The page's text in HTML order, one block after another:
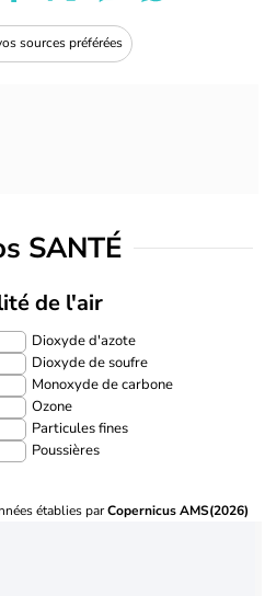
sources préférées
SANTÉ
de l'air
Dioxyde d'azote
Dioxyde de soufre
Monoxyde de carbone
Ozone
Particules fines
Poussières
établies parCopernicus AMS(2026)